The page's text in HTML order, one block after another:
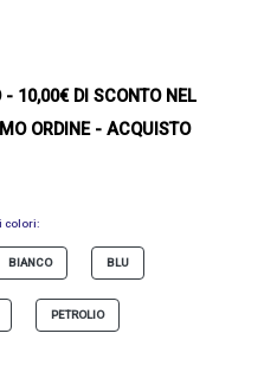
- 10,00€ DI SCONTO NEL
ORDINE - ACQUISTO
colori:
BIANCO BLU
PETROLIO